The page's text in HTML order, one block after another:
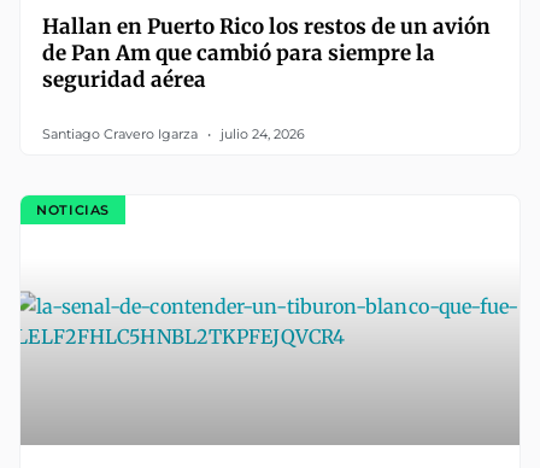
Hallan en Puerto Rico los restos de un avión
de Pan Am que cambió para siempre la
seguridad aérea
Santiago Cravero Igarza julio 24, 2026
NOTICIAS